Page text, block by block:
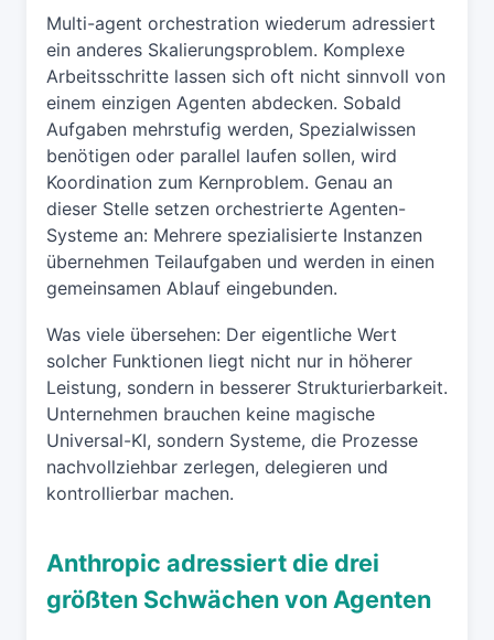
Multi-agent orchestration wiederum adressiert
ein anderes Skalierungsproblem. Komplexe
Arbeitsschritte lassen sich oft nicht sinnvoll von
einem einzigen Agenten abdecken. Sobald
Aufgaben mehrstufig werden, Spezialwissen
benötigen oder parallel laufen sollen, wird
Koordination zum Kernproblem. Genau an
dieser Stelle setzen orchestrierte Agenten-
Systeme an: Mehrere spezialisierte Instanzen
übernehmen Teilaufgaben und werden in einen
gemeinsamen Ablauf eingebunden.
Was viele übersehen: Der eigentliche Wert
solcher Funktionen liegt nicht nur in höherer
Leistung, sondern in besserer Strukturierbarkeit.
Unternehmen brauchen keine magische
Universal-KI, sondern Systeme, die Prozesse
nachvollziehbar zerlegen, delegieren und
kontrollierbar machen.
Anthropic adressiert die drei
größten Schwächen von Agenten